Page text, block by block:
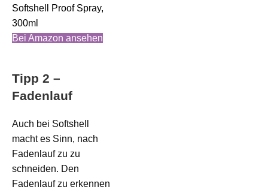
Softshell Proof Spray,
300ml
Bei Amazon ansehen
Tipp 2 –
Fadenlauf
Auch bei Softshell
macht es Sinn, nach
Fadenlauf zu zu
schneiden. Den
Fadenlauf zu erkennen